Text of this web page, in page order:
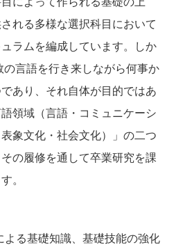
れる多様な選択科目において
ラムを編成しています。しか
の言語を行き来しながら何事か
あり、それ自体が目的ではあ
領域（言語・コミュニケーシ
象文化・社会文化）」の二つ
の履修を通して卒業研究を課
。
る基礎知識、基礎技能の強化